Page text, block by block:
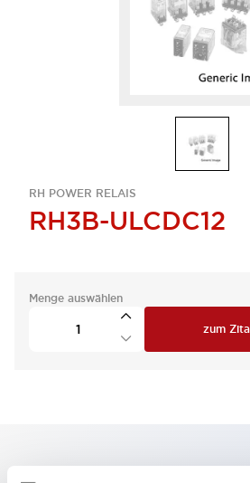
RH POWER RELAIS
RH3B-ULCDC12
Menge auswählen
zum